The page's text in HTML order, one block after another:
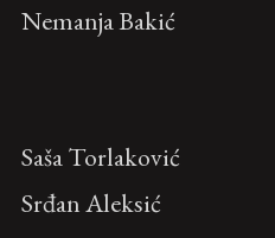
Nemanja Bakić
Saša Torlaković
Srđan Aleksić